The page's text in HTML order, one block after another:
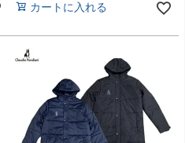
カートに入れる